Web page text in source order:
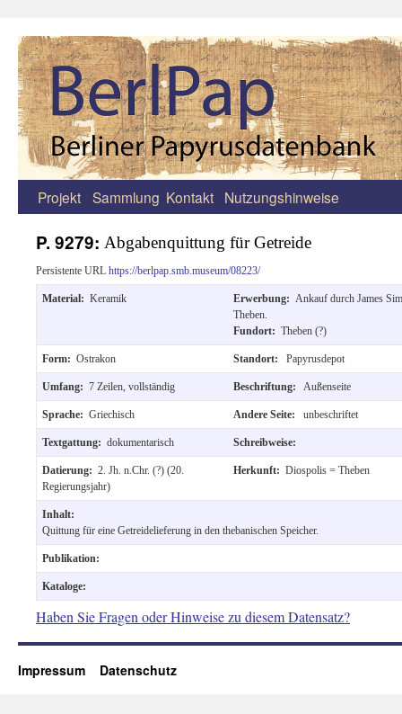
Zum
springen
Projekt Sammlung Kontakt Nutzungshinweise
P. 9279: Abgabenquittung für Getreide
Persistente URL https://berlpap.smb.museum/08223/
Material: Keramik Erwerbung: Ankauf durch James
Theben.
Fundort: Theben (?)
Form: Ostrakon Standort: Papyrusdepot
Umfang: 7 Zeilen, vollständig Beschriftung: Außenseite
Sprache: Griechisch Andere Seite: unbeschriftet
Textgattung: dokumentarisch Schreibweise:
Datierung: 2. Jh. n.Chr. (?) (20.
Regierungsjahr)
Herkunft: Diospolis = Theben
Inhalt:
Quittung für eine Getreidelieferung in den thebanischen Speicher.
Publikation:
Kataloge:
Haben Sie Fragen oder Hinweise zu diesem Datensatz?
Impressum Datenschutz